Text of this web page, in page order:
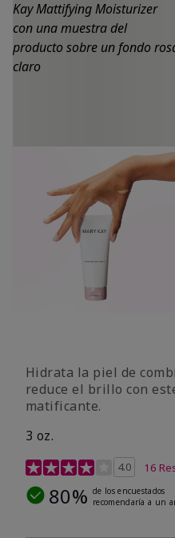
Hidrata la piel de
reduce el brillo con
matificante.
3 oz.
Calificación de clientes
4.0 16
80% de los encuestados
recomendaría a un